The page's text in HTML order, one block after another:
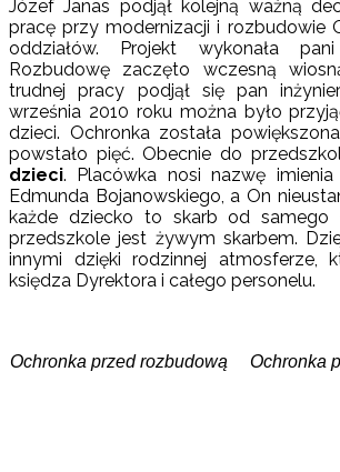
Józef Janas podjął kolejną ważną
pracę przy modernizacji i rozbudowie
oddziałów. Projekt wykonała
Rozbudowę zaczęto wczesną
trudnej pracy podjął się pan
września 2010 roku można było
dzieci. Ochronka została
powstało pięć. Obecnie do
dzieci. Placówka nosi nazwę imienia
Edmunda Bojanowskiego, a On
każde dziecko to skarb od samego
przedszkole jest żywym skarbem.
innymi dzięki rodzinnej atmosferze,
księdza Dyrektora i całego personelu.
Ochronka przed rozbudową Ochronka